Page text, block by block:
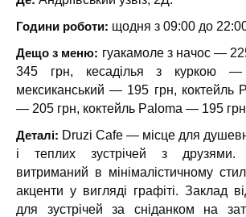
Години роботи: щодня з 09:00 до
Дещо з меню: гуакамоле з начос —
345 грн, кесаділья з куркою
мексиканський — 195 грн, коктейль
— 205 грн, коктейль Paloma — 195
Деталі: Druzi Cafe — місце для
і теплих зустрічей з друзями.
витриманий в мінімалістичному
акценти у вигляді графіті. Заклад
для зустрічей за сніданком на